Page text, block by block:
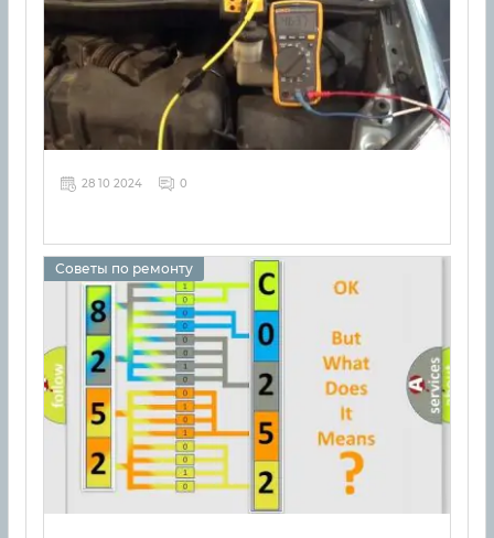
28 10 2024 0
Советы по ремонту